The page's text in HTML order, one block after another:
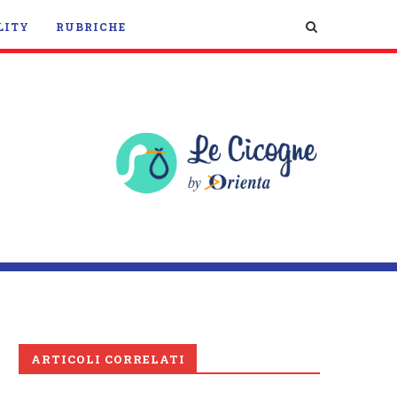
RUBRICHE
ARTICOLI CORRELATI